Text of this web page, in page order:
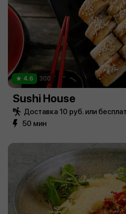
4.6 300
Sushi House
Доставка 10 руб. или
50 мин